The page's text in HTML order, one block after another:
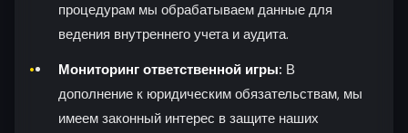
процедурам мы обрабатываем данные для
ведения внутреннего учета и аудита.
Мониторинг ответственной игры: В
дополнение к юридическим обязательствам, мы
имеем законный интерес в защите наших